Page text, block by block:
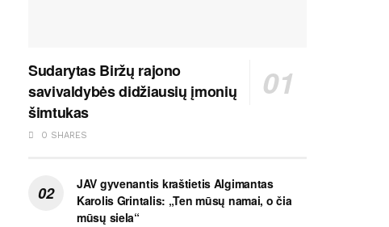
Sudarytas Biržų rajono
savivaldybės didžiausių įmonių
šimtukas
0 SHARES
JAV gyvenantis kraštietis Algimantas
Karolis Grintalis: „Ten mūsų namai, o čia
mūsų siela“